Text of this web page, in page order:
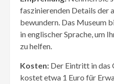
faszinierenden Details der
bewundern. Das Museum
in englischer Sprache, um
zu helfen.
Kosten: Der Eintritt in
kostet etwa 1 Euro für